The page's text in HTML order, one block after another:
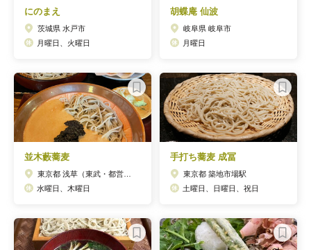
にのまえ
茨城県 水戸市
月曜日、火曜日
胡蝶庵 仙波
岐阜県 岐阜市
月曜日
並木藪蕎麦
水曜日、木曜日
手打ち蕎麦 成冨
東京都 築地市場駅
土曜日、日曜日、祝日